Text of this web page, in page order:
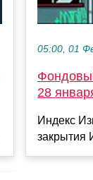
05:00, 01
28
Индекс
закрытия